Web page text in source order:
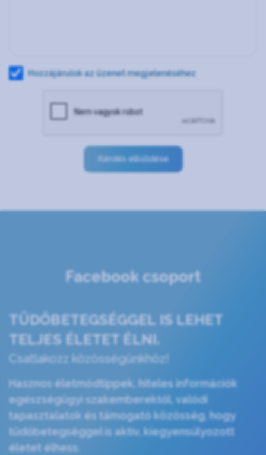
Hozzájárulok az üzenet megjelenéséhez
Kérdés elküldése
Facebook csoport
TÜDŐBETEGSÉGGEL IS LEHET
TELJES ÉLETET ÉLNI.
Csatlakozz közösségünkhöz!
Hasznos életmódtippek, hiteles információk
egészségügyi szakemberektől, valódi
tapasztalatok és támogató közösség, hogy
tüdőbetegséggel is aktív, kiegyensúlyozott
életet élhess.